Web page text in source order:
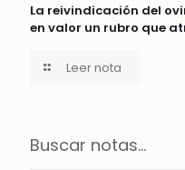
La reivindicación del
en valor un rubro que
Leer nota
Buscar notas...